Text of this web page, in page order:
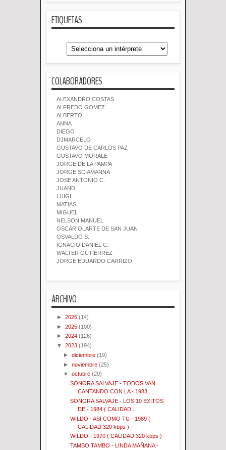
ETIQUETAS
COLABORADORES
ALEXANDRO COSTAS
ALFREDO GOMEZ
ALBERTO
ANNA
DIEGO
DJMARCELO
GUSTAVO DE CARLOS PAZ
GUSTAVO MORALE
JORGE DE LA PAMPA
JORGE SCIAMANNA
JOSE ANTONIO C.
JUAND
LUIGI
MATIAS
MIGUEL
NELSON MANUEL
OSCAR OLARTE DE SAN JUAN
OSVALDO S.
IGNACIO DANIEL C.
WALTER GUTIERREZ
JORGE EDUARDO CARRIZO
ARCHIVO
► 2026 (14)
► 2025 (100)
► 2024 (126)
▼ 2023 (194)
►diciembre (19)
►noviembre (25)
▼octubre (20)
SONORA SALVAJE - TODOS VAN
CANTANDO CON LA - 1983 ...
SONORA SALVAJE - LOS 10 EXITOS
DE - 1984 ( CALIDAD...
WILDO - ASI COMO TU - 1989 (
CALIDAD 320 kbps )
WILDO - 1970 ( CALIDAD 320 kbps )
TAMBO TAMBO - LINDA MAÑANA -